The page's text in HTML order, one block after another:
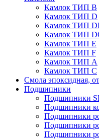
Камлок ТИП B
Камлок ТИП D
Камлок ТИП
Камлок ТИП
Камлок ТИП E
Камлок ТИП F
Камлок ТИП А
Камлок ТИП С
Смола эпоксидная,
Подшипники
Подшипники
Подшипники
Подшипники
Подшипники
Подшипники